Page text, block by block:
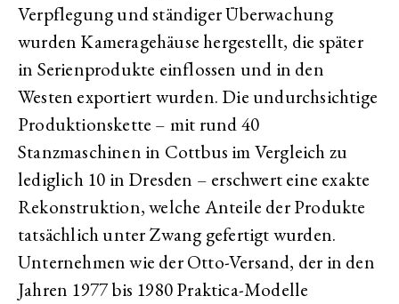
Verpflegung und ständiger Überwachung
wurden Kameragehäuse hergestellt, die später
in Serienprodukte einflossen und in den
Westen exportiert wurden. Die undurchsichtige
Produktionskette – mit rund 40
Stanzmaschinen in Cottbus im Vergleich zu
lediglich 10 in Dresden – erschwert eine exakte
Rekonstruktion, welche Anteile der Produkte
tatsächlich unter Zwang gefertigt wurden.
Unternehmen wie der Otto-Versand, der in den
Jahren 1977 bis 1980 Praktica-Modelle